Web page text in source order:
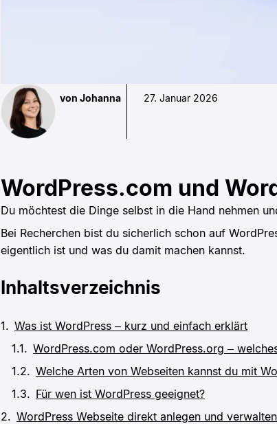
von Johanna 27. Januar 2026
WordPress.com und
Du möchtest die Dinge selbst in die Hand nehmen
Bei Recherchen bist du sicherlich schon auf
eigentlich ist und was du damit machen kannst.
Inhaltsverzeichnis
Was ist WordPress – kurz und einfach erklärt
WordPress.com oder WordPress.org –
Welche Arten von Webseiten kannst du mit
Für wen ist WordPress geeignet?
WordPress Webseite direkt anlegen und verwalten